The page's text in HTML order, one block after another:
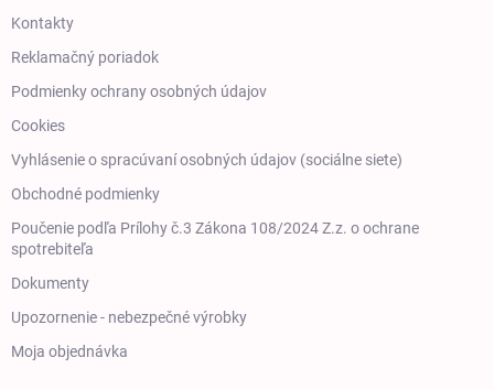
Kontakty
Reklamačný poriadok
Podmienky ochrany osobných údajov
Cookies
Vyhlásenie o spracúvaní osobných údajov (sociálne siete)
Obchodné podmienky
Poučenie podľa Prílohy č.3 Zákona 108/2024 Z.z. o ochrane
spotrebiteľa
Dokumenty
Upozornenie - nebezpečné výrobky
Moja objednávka